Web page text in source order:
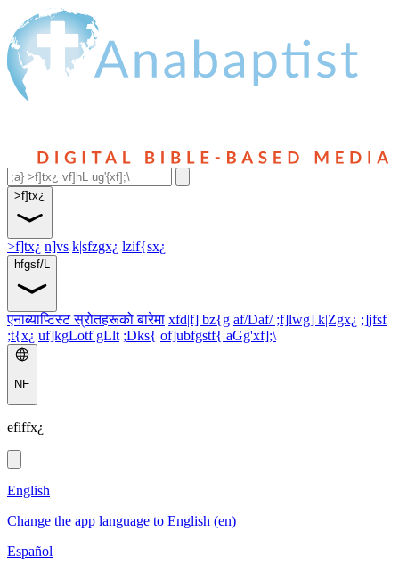
>f]tx¿
>f]tx¿ n]vs k|sfzgx¿ lzif{sx¿
hfgsf/L
एनाब्याप्टिस्ट स्रोतहरूको बारेमा xfd|f] bz{g af/Daf/ ;f]lwg] k|Zgx¿ ;]jfsf
;t{x¿ uf]kgLotf gLlt ;Dks{ of]ubfgstf{ aGg'xf];\
NE
efiffx¿
English
Change the app language to English (en)
Español